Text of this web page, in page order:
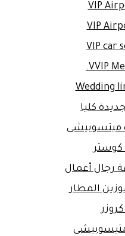
VIP
VIP
VIP car
VVIP
Wedding
كليا
ميتسوبيشى
كوستر
رجال أعمال
المطار